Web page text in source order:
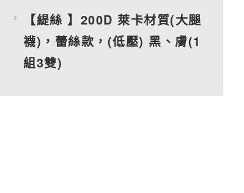
【緹絲 】200D 萊卡材質(大腿
襪)，蕾絲款，(低壓) 黑、膚(1
組3雙)